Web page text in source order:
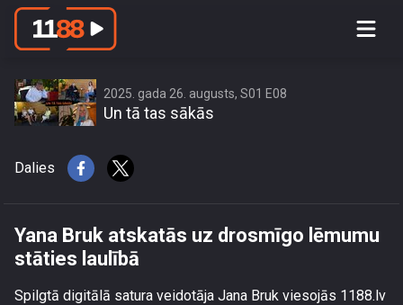
Yana Bruk atskatās uz drosmīgo
2025. gada 26. augusts, S01 E08
Un tā tas sākās
Dalies
Yana Bruk atskatās uz drosmīgo lēmumu
stāties laulībā
Spilgtā digitālā satura veidotāja Jana Bruk viesojās 1188.lv